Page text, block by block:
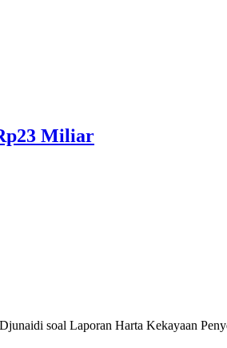
Miliar
soal Laporan Harta Kekayaan